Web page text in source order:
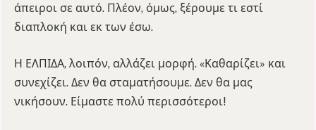
άπειροι σε αυτό. Πλέον, όμως, ξέρουμε τι εστί
διαπλοκή και εκ των έσω.
Η ΕΛΠΙΔΑ, λοιπόν, αλλάζει μορφή. «Καθαρίζει» και
συνεχίζει. Δεν θα σταματήσουμε. Δεν θα μας
νικήσουν. Είμαστε πολύ περισσότεροι!